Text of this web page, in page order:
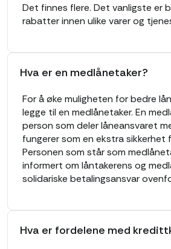
Det finnes flere. Det vanligste er
rabatter innen ulike varer og
Hva er en medlånetaker?
For å øke muligheten for bedre
legge til en medlånetaker. En
person som deler låneansvaret
fungerer som en ekstra sikkerhet
Personen som står som
informert om låntakerens og
solidariske betalingsansvar
Hva er fordelene med